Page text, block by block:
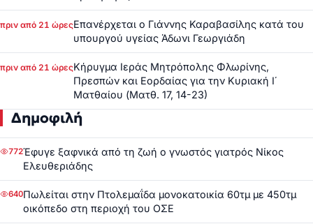
πριν από 21 ώρεςΕπανέρχεται ο Γιάννης Καραβασίλης κατά του
υπουργού υγείας Άδωνι Γεωργιάδη
πριν από 21 ώρεςΚήρυγμα Ιεράς Μητρόπολης Φλωρίνης,
Πρεσπών και Εορδαίας για την Κυριακή Ι΄
Ματθαίου (Ματθ. 17, 14-23)
Δημοφιλή
772Έφυγε ξαφνικά από τη ζωή ο γνωστός γιατρός Νίκος
Ελευθεριάδης
640Πωλείται στην Πτολεμαΐδα μονοκατοικία 60τμ με 450τμ
οικόπεδο στη περιοχή του ΟΣΕ